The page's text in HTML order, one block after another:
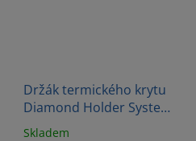
Držák termického krytu
Diamond Holder System
III
Skladem